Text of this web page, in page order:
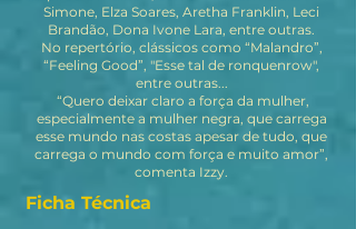
Simone, Elza Soares, Aretha Franklin, Leci
Brandão, Dona Ivone Lara, entre outras.
No repertório, clássicos como “Malandro”,
“Feeling Good”, "Esse tal de ronquenrow",
entre outras...
“Quero deixar claro a força da mulher,
especialmente a mulher negra, que carrega
esse mundo nas costas apesar de tudo, que
carrega o mundo com força e muito amor”,
comenta Izzy.
Ficha Técnica